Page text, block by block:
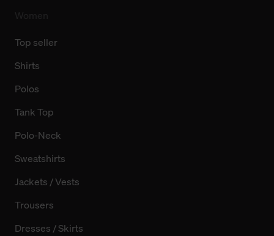
Top seller
Shirts
Polos
Tank Top
Polo-Neck
Sweatshirts
Jackets / Vests
Trousers
Dresses / Skirts